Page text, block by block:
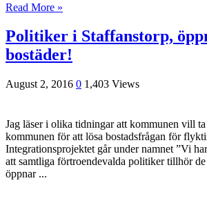
Read More »
Politiker i Staffanstorp,
bostäder!
August 2, 2016 0 1,403 Views
Jag läser i olika tidningar att kommunen vill
kommunen för att lösa bostadsfrågan för
Integrationsprojektet går under namnet ”Vi
att samtliga förtroendevalda politiker tillhör
öppnar ...